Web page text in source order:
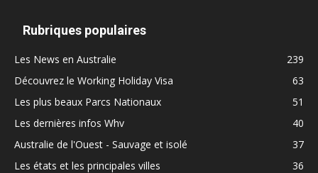
Rubriques populaires
Les News en Australie
239
Découvrez le Working Holiday Visa
63
Les plus beaux Parcs Nationaux
51
Les dernières infos Whv
40
Australie de l'Ouest - Sauvage et isolé
37
Les états et les principales villes
36